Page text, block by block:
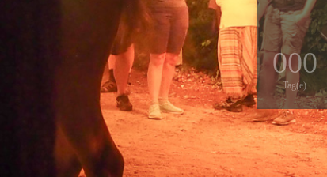
000
Tag(e)